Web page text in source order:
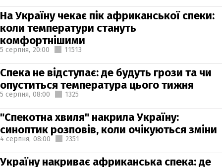
На Україну чекає пік африканської спеки:
коли температури стануть
комфортнішими
5 серпня, 20:00 11513
Спека не відступає: де будуть грози та чи
опуститься температура цього тижня
5 серпня, 08:00 1325
"Спекотна хвиля" накрила Україну:
синоптик розповів, коли очікуються зміни
4 серпня, 08:00 2351
Україну накриває африканська спека: де